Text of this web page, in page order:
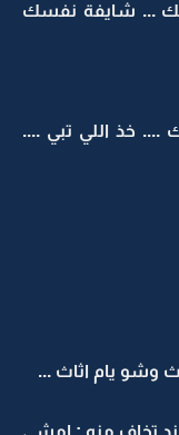
... شايفة نفسك
خذ اللي تبي ....
وشو يام اثاث ...
تخاف منه : امشي